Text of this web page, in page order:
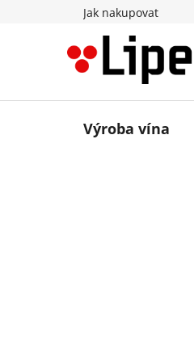
Jak nakupovat
Výroba vína